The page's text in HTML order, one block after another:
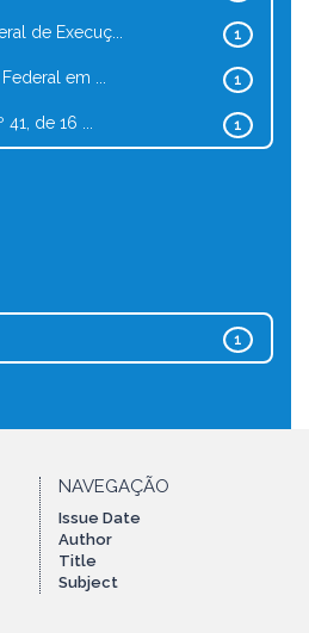
1
de Execuç...
1
em ...
1
de 16 ...
1
NAVEGAÇÃO
Issue Date
Author
Title
Subject